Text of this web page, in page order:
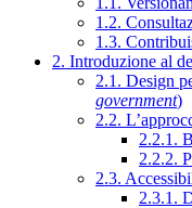
1.2.
1.3.
2. Introduzione al
2.1. Design
government)
2.2.
2.2.1.
2.2.2.
2.3.
2.3.1.